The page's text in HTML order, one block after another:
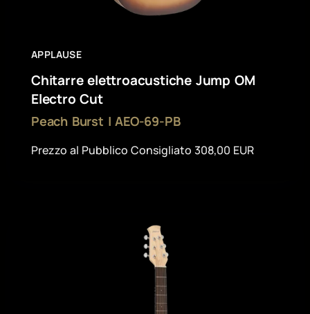
APPLAUSE
Chitarre elettroacustiche Jump OM
Electro Cut
Peach Burst | AEO-69-PB
Prezzo al Pubblico Consigliato 308,00 EUR